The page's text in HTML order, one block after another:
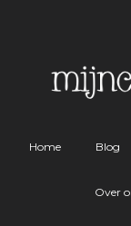
Home Blog
Over